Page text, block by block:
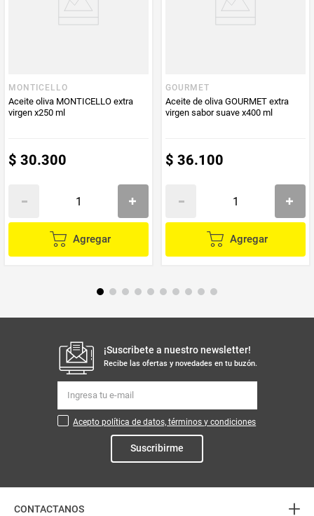
Producto (kg)
MONTICELLO
Aceite oliva MONTICELLO extra
virgen x250 ml
$ 30.300
Agregar
GOURMET
Aceite de oliva GOURMET extra
virgen sabor suave x400 ml
$ 36.100
Agregar
¡Suscribete a nuestro newsletter!
Recibe las ofertas y novedades en tu buzón.
Acepto política de datos, términos y condiciones
Suscribirme
CONTACTANOS +